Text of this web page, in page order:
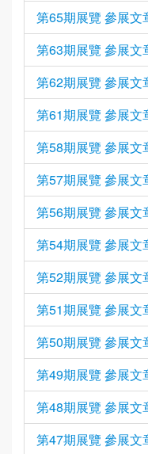
第65期展覽 參展文
第63期展覽 參展文
第62期展覽 參展文
第61期展覽 參展文
第58期展覽 參展文
第57期展覽 參展文
第56期展覽 參展文
第54期展覽 參展文
第52期展覽 參展文
第51期展覽 參展文
第50期展覽 參展文
第49期展覽 參展文
第48期展覽 參展文
第47期展覽 參展文